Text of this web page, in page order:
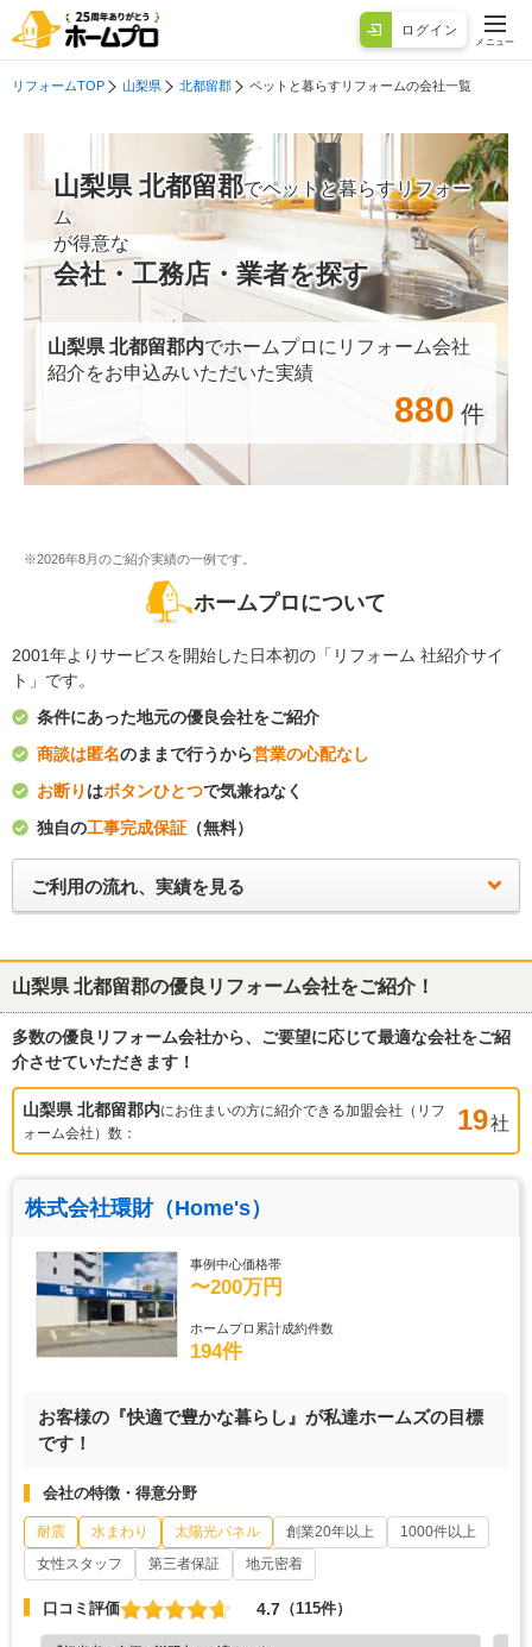
ログイン
メニュー
リフォームTOP 山梨県 北都留郡 ペットと暮らすリフォームの会社一覧
山梨県 北都留郡でペットと暮らすリフォー
ム
が得意な
会社・工務店・業者を探す
山梨県 北都留郡内でホームプロにリフォーム会社
紹介をお申込みいただいた実績
880 件
※2026年8月のご紹介実績の一例です。
ホームプロについて
2001年よりサービスを開始した日本初の「リフォーム 社紹介サイ
ト」です。
条件にあった地元の優良会社をご紹介
商談は匿名のままで行うから営業の心配なし
お断り はボタンひとつで気兼ねなく
独自の工事完成保証 （無料）
ご利用の流れ、実績を見る
山梨県 北都留郡の優良リフォーム会社をご紹介！
多数の優良リフォーム会社から、ご要望に応じて最適な会社をご紹
介させていただきます！
山梨県 北都留郡内にお住まいの方に紹介できる加盟会社（リフ
ォーム会社）数：
19社
株式会社環財（Home's）
事例中心価格帯
〜200万円
ホームプロ累計成約件数
194件
お客様の『快適で豊かな暮らし』が私達ホームズの目標
です！
会社の特徴・得意分野
耐震 水まわり 太陽光パネル 創業20年以上
1000件以上
女性スタッフ
第三者保証 地元密着
口コミ評価 4.7 （115件）